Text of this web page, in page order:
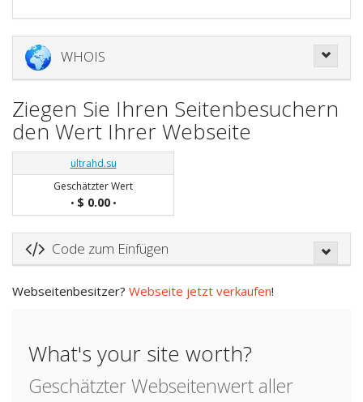
WHOIS
Ziegen Sie Ihren Seitenbesuchern
den Wert Ihrer Webseite
ultrahd.su
Geschätzter Wert
• $ 0.00•
Code zum Einfügen
Webseitenbesitzer? Webseite jetzt verkaufen!
What's your site worth?
Geschätzter Webseitenwert aller